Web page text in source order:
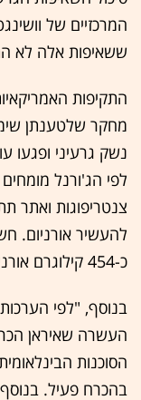
המרכזיים של
ששאיפות אלה לא
התקיפות
מחקר שלטענתן
נשק גרעיני
לפי הג'ורנל מומחים
צנטריפוגות ואתר
להעשיר אורניום.
כ-454 קילוגרם אורניום מועשר לרמה הקרובה לדרגת נשק".
בנוסף, "לפי
העשרה שאיראן
הסוכנות
בהכרח פעיל.